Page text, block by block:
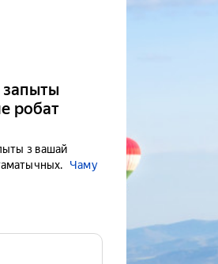
запыты
робат
з вашай
Чаму